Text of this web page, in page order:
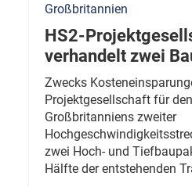
Großbritannien
HS2-
verhandelt zwei
Zwecks
Projektgesellschaft für
Großbritanniens zweiter
zwei Hoch- und
Hälfte der entstehenden